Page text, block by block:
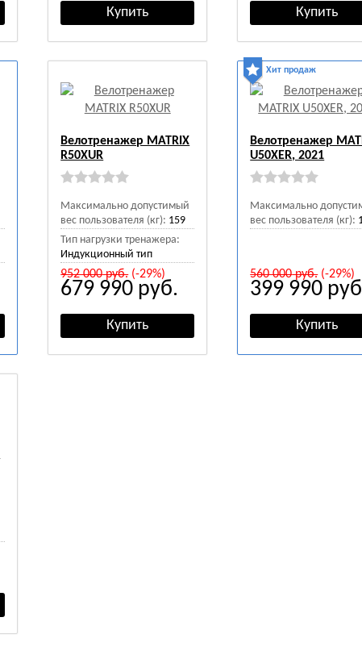
Велотренажер MATRIX
R50XUR
Максимально допустимый
вес пользователя (кг): 159
Тип нагрузки тренажера:
Индукционный тип
952 000руб.(-29%)
679 990 руб.
Хит продаж
Велотренажер
U50XER, 2021
Максимально
вес пользователя (кг):
560 000руб.(-29%)
399 990